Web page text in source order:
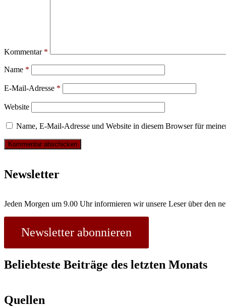
Kommentar *
Name *
E-Mail-Adresse *
Website
Name, E-Mail-Adresse und Website in diesem Browser für
Newsletter
Jeden Morgen um 9.00 Uhr informieren wir unsere Leser über den
Newsletter abonnieren
Beliebteste Beiträge des letzten Monats
Quellen